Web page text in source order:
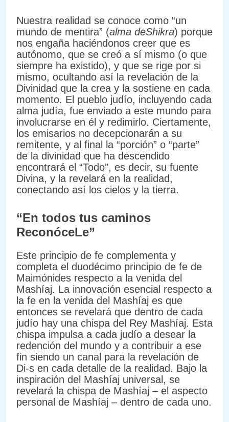
Nuestra realidad se conoce como “un
mundo de mentira” (alma deShikra) porque
nos engaña haciéndonos creer que es
autónomo, que se creó a sí mismo (o que
siempre ha existido), y que se rige por si
mismo, ocultando así la revelación de la
Divinidad que la crea y la sostiene en cada
momento. El pueblo judío, incluyendo cada
alma judía, fue enviado a este mundo para
involucrarse en él y redimirlo. Ciertamente,
los emisarios no decepcionarán a su
remitente, y al final la “porción” o “parte”
de la divinidad que ha descendido
encontrará el “Todo”, es decir, su fuente
Divina, y la revelará en la realidad,
conectando así los cielos y la tierra.
“En todos tus caminos
ReconóceLe”
Este principio de fe complementa y
completa el duodécimo principio de fe de
Maimónides respecto a la venida del
Mashíaj. La innovación esencial respecto a
la fe en la venida del Mashíaj es que
entonces se revelará que dentro de cada
judío hay una chispa del Rey Mashíaj. Esta
chispa impulsa a cada judío a desear la
redención del mundo y a contribuir a ese
fin siendo un canal para la revelación de
Di-s en cada detalle de la realidad. Bajo la
inspiración del Mashíaj universal, se
revelará la chispa de Mashíaj – el aspecto
personal de Mashíaj – dentro de cada uno.